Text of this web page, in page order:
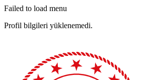
Failed to load menu
Profil bilgileri yüklenemedi.